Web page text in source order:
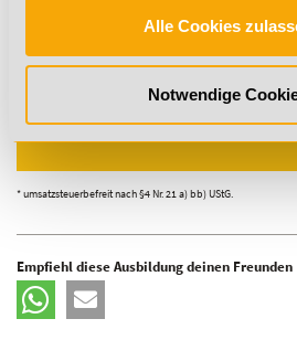
Alle Cookies
NotwendigeZUR
* umsatzsteuerbefreit nach §4 Nr. 21 a) bb) UStG.
Empfiehl diese Ausbildung deinen Freunden